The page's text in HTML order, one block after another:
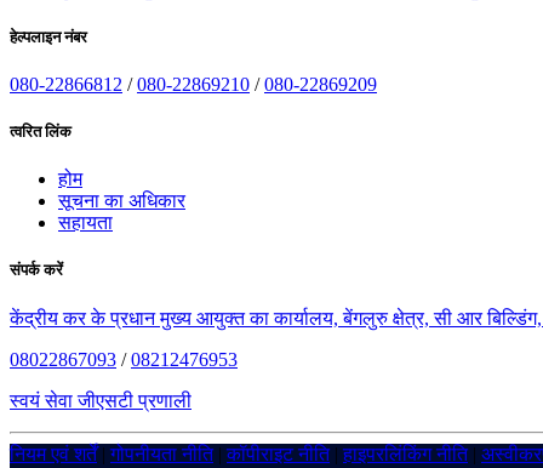
हेल्पलाइन नंबर
080-22866812 /080-22869210 /080-22869209
त्वरित लिंक
होम
सूचना का अधिकार
सहायता
संपर्क करें
केंद्रीय कर के प्रधान मुख्य आयुक्त का कार्यालय, बेंगलुरु क्षेत्र, सी आर
08022867093 /08212476953
स्वयं सेवा जीएसटी प्रणाली
नियम एवं शर्तें|गोपनीयता नीति|कॉपीराइट नीति|हाइपरलिंकिंग नीति|